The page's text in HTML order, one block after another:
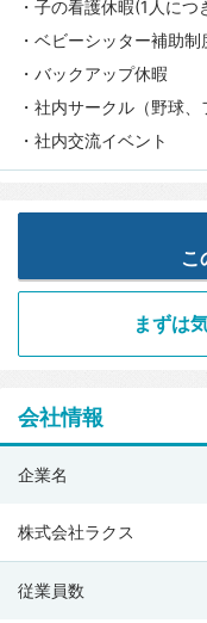
・子の看護休暇(1人に
・ベビーシッター補助制
・バックアップ休暇
・社内サークル（野球
・社内交流イベント
まずは
こ
会社情報
社
企業名
株式会社ラクス
従業員数